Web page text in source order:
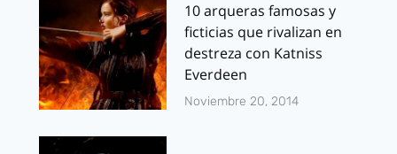
10 arqueras famosas y
ficticias que rivalizan en
destreza con Katniss
Everdeen
Noviembre 20, 2014